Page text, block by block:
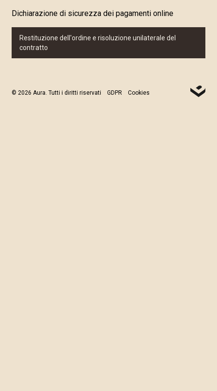
Dichiarazione di sicurezza dei pagamenti online
Restituzione dell'ordine e risoluzione unilaterale del
contratto
© 2026 Aura. Tutti i diritti riservati GDPR Cookies